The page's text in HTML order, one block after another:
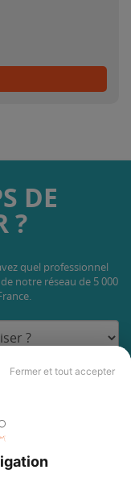
Fermer et tout accepter
DE
?
quel professionnel
notre réseau de 5 000